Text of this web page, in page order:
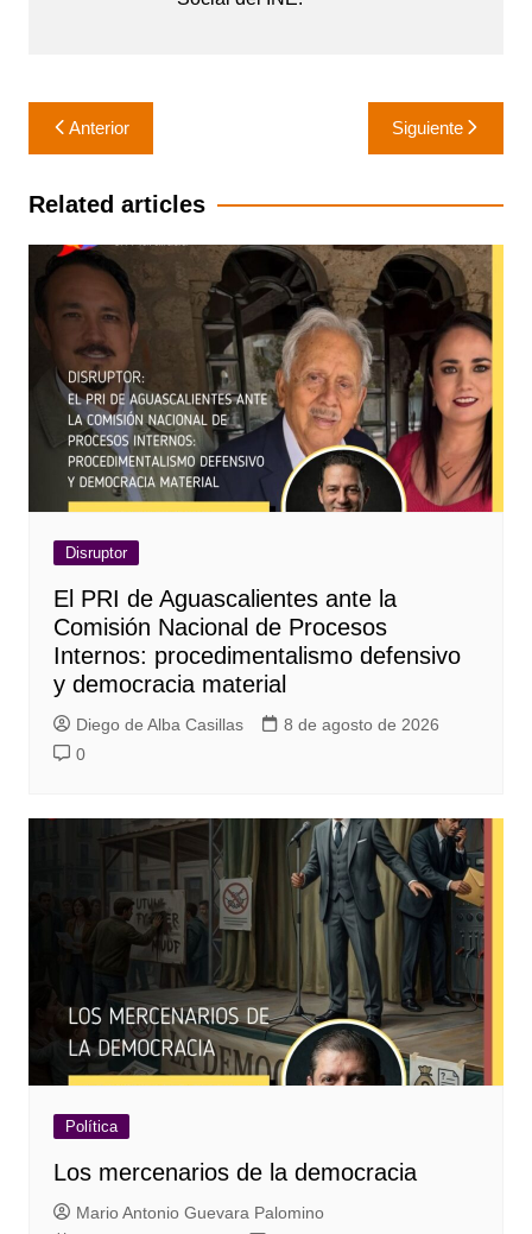
Navegación
de
entradas
Anterior Siguiente
Related articles
Disruptor
El PRI de Aguascalientes ante la
Comisión Nacional de Procesos
Internos: procedimentalismo defensivo
y democracia material
Diego de Alba Casillas
8 de agosto de 2026
0
Política
Los mercenarios de la democracia
Mario Antonio Guevara Palomino